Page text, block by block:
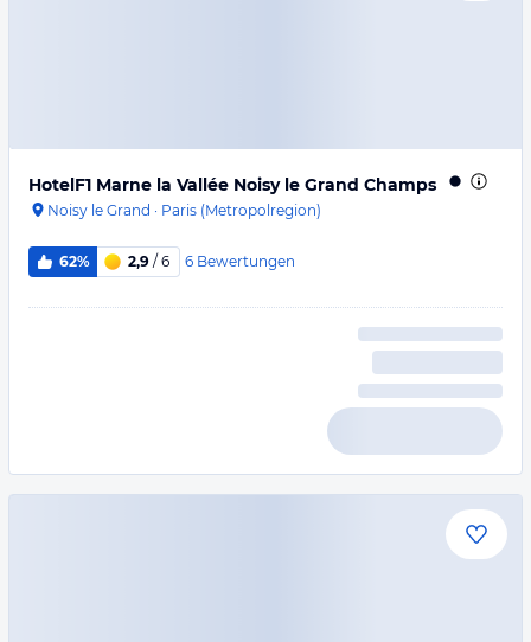
HotelF1 Marne la Vallée Noisy le Grand Champs
Noisy le Grand · Paris (Metropolregion)
62% 2,9 / 6 6 Bewertungen